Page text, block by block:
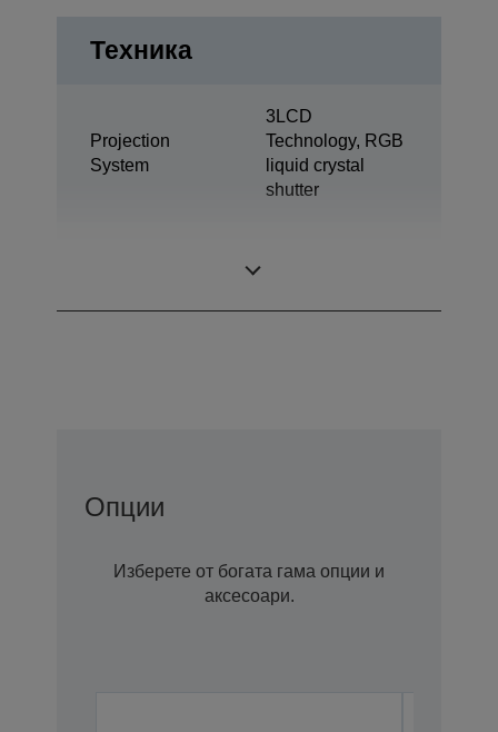
Техника
Projection
System
3LCD
Technology, RGB
liquid crystal
shutter
Опции
Изберете от богата гама опции и
аксесоари.